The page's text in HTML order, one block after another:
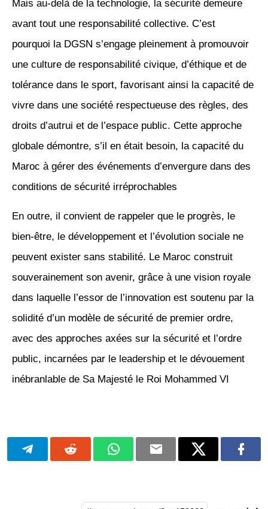
Mais au-delà de la technologie, la sécurité demeure
avant tout une responsabilité collective. C’est
pourquoi la DGSN s’engage pleinement à promouvoir
une culture de responsabilité civique, d’éthique et de
tolérance dans le sport, favorisant ainsi la capacité de
vivre dans une société respectueuse des règles, des
droits d’autrui et de l’espace public. Cette approche
globale démontre, s’il en était besoin, la capacité du
Maroc à gérer des événements d’envergure dans des
conditions de sécurité irréprochables
En outre, il convient de rappeler que le progrès, le
bien-être, le développement et l’évolution sociale ne
peuvent exister sans stabilité. Le Maroc construit
souverainement son avenir, grâce à une vision royale
dans laquelle l’essor de l’innovation est soutenu par la
solidité d’un modèle de sécurité de premier ordre,
avec des approches axées sur la sécurité et l’ordre
public, incarnées par le leadership et le dévouement
inébranlable de Sa Majesté le Roi Mohammed VI